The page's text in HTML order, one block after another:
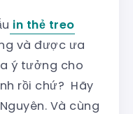
in thẻ treo
và được ưa
ý tưởng cho
rồi chứ? Hãy
Và cùng